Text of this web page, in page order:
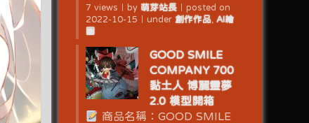
7 views by 萌芽站長｜ posted on
2022-10-15
under 創作作品, AI繪
圖
GOOD SMILE
COMPANY 700
黏土人 博麗靈夢
2.0 模型開箱
商品名稱：GOOD SMILE